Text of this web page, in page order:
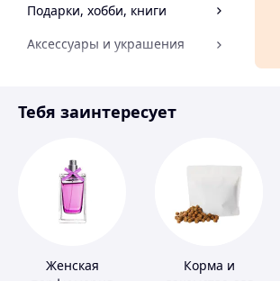
Подарки, хобби, книги
Аксессуары и украшения
Спорт и отдых
Тебя заинтересует
Женская
Корма и